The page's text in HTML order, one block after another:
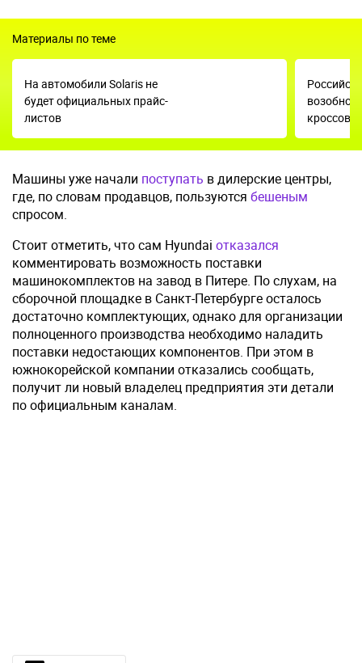
Материалы по теме
На автомобили Solaris не
будет официальных прайс-
листов
Машины уже начали поступать в дилерские центры,
где, по словам продавцов, пользуются бешеным
спросом.
Стоит отметить, что сам Hyundai отказался
комментировать возможность поставки
машинокомплектов на завод в Питере. По слухам, на
сборочной площадке в Санкт-Петербурге осталось
достаточно комплектующих, однако для организации
полноценного производства необходимо наладить
поставки недостающих компонентов. При этом в
южнокорейской компании отказались сообщать,
получит ли новый владелец предприятия эти детали
по официальным каналам.